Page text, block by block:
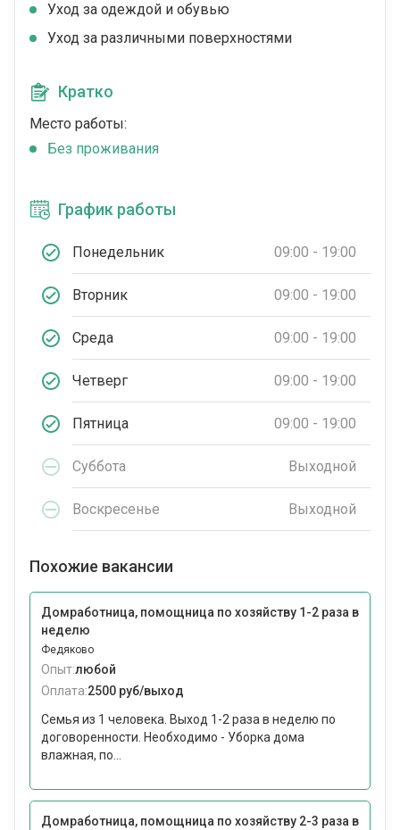
Уход за одеждой и обувью
Уход за различными поверхностями
Кратко
Место работы:
Без проживания
График работы
Понедельник 09:00 - 19:00
Вторник 09:00 - 19:00
Среда 09:00 - 19:00
Четверг 09:00 - 19:00
Пятница 09:00 - 19:00
Суббота Выходной
Воскресенье Выходной
Похожие вакансии
Домработница, помощница по хозяйству 1-2 раза в
неделю
Федяково
Опыт:любой
Оплата:2500 руб/выход
Семья из 1 человека. Выход 1-2 раза в неделю по
договоренности. Необходимо - Уборка дома
влажная, по...
Домработница, помощница по хозяйству 2-3 раза в